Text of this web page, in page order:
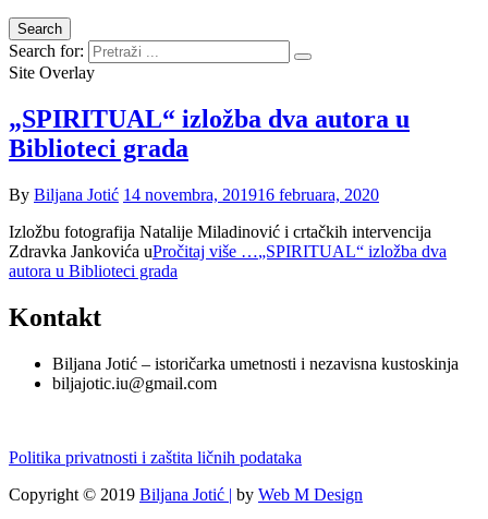
Search
Search for:
Site Overlay
„SPIRITUAL“ izložba dva autora u
Biblioteci grada
By Biljana Jotić 14 novembra, 201916 februara, 2020
Izložbu fotografija Natalije Miladinović i crtačkih intervencija
Zdravka Jankovića uPročitaj više …„SPIRITUAL“ izložba dva
autora u Biblioteci grada
Kontakt
Biljana Jotić – istoričarka umetnosti i nezavisna kustoskinja
biljajotic.iu@gmail.com
Politika privatnosti i zaštita ličnih podataka
Copyright © 2019 Biljana Jotić | by Web M Design